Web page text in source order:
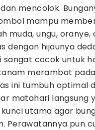
mencolok.
mampu
muda, ungu, oranye,
dengan hijaunya
sangat cocok untuk
merambat
ini tumbuh optimal
matahari langsung
utama agar
Perawatannya pun